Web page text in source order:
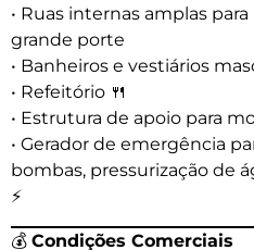
• Ruas internas amplas
grande porte
• Banheiros e vestiários
• Refeitório 🍴
• Estrutura de apoio para
• Gerador de emergência
bombas, pressurização de
⚡
💰 Condições Comerciais